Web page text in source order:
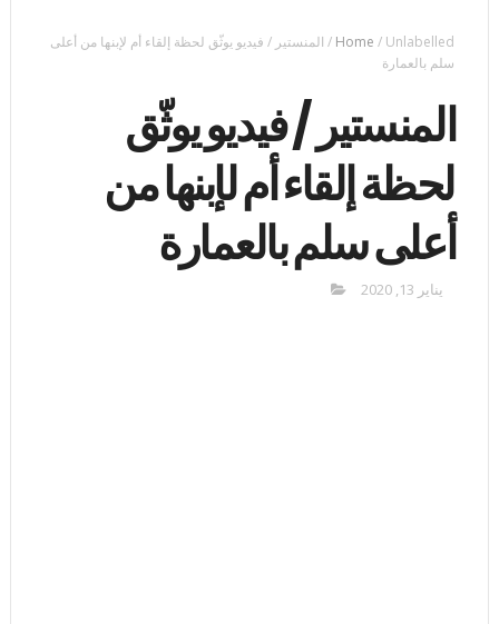
Home / Unlabelled
/ المنستير / فيديو يوثّق لحظة إلقاء أم لإبنها من أعلى
سلم بالعمارة
المنستير / فيديو يوثّق
لحظة إلقاء أم لإبنها من
أعلى سلم بالعمارة
يناير 13, 2020